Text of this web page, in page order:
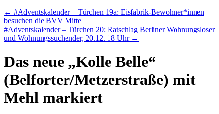
← #Adventskalender – Türchen 19a: Eisfabrik-Bewohner*innen
besuchen die BVV Mitte
#Adventskalender – Türchen 20: Ratschlag Berliner Wohnungsloser
und Wohnungssuchender, 20.12. 18 Uhr →
Das neue „Kolle Belle“
(Belforter/Metzerstraße) mit
Mehl markiert